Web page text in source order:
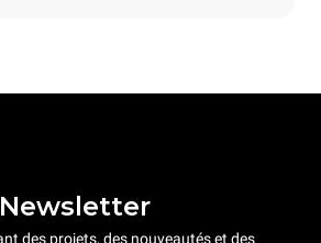
Newsletter
des projets, des nouveautés et des